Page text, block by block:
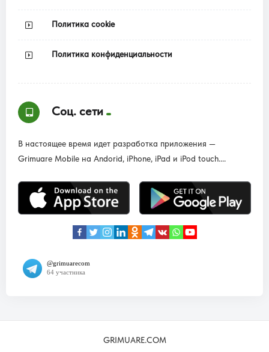
Политика cookie
Политика конфиденциальности
Соц. сети
В настоящее время идет разработка приложения —
Grimuare Mobile на Andorid, iPhone, iPad и iPod touch....
GRIMUARE.COM